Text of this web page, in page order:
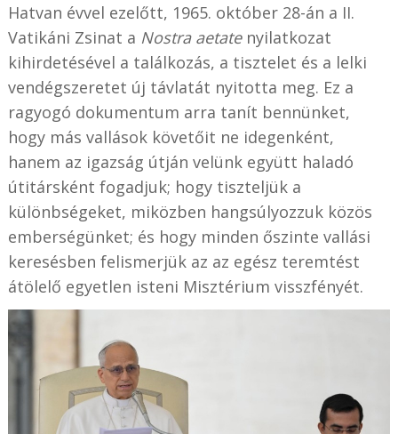
Hatvan évvel ezelőtt, 1965. október 28-án a II.
Vatikáni Zsinat a Nostra aetatenyilatkozat
kihirdetésével a találkozás, a tisztelet és a lelki
vendégszeretet új távlatát nyitotta meg. Ez a
ragyogó dokumentum arra tanít bennünket,
hogy más vallások követőit ne idegenként,
hanem az igazság útján velünk együtt haladó
útitársként fogadjuk; hogy tiszteljük a
különbségeket, miközben hangsúlyozzuk közös
emberségünket; és hogy minden őszinte vallási
keresésben felismerjük az az egész teremtést
átölelő egyetlen isteni Misztérium visszfényét.